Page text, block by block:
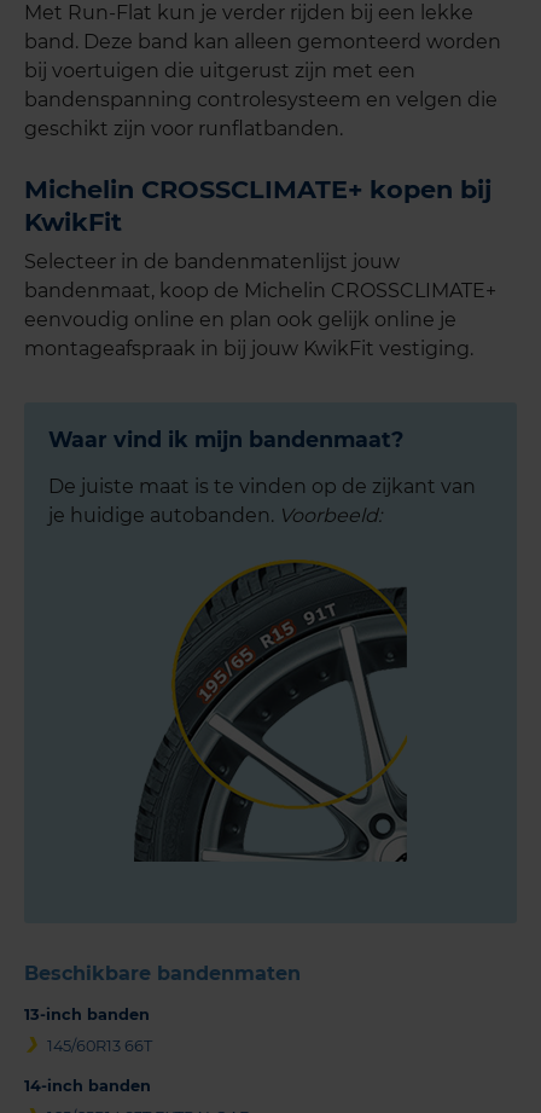
Met Run-Flat kun je verder rijden bij een lekke
band. Deze band kan alleen gemonteerd worden
bij voertuigen die uitgerust zijn met een
bandenspanning controlesysteem en velgen die
geschikt zijn voor runflatbanden.
Michelin CROSSCLIMATE+ kopen bij
KwikFit
Selecteer in de bandenmatenlijst jouw
bandenmaat, koop de Michelin CROSSCLIMATE+
eenvoudig online en plan ook gelijk online je
montageafspraak in bij jouw KwikFit vestiging.
Waar vind ik mijn bandenmaat?
De juiste maat is te vinden op de zijkant van
je huidige autobanden. Voorbeeld:
Beschikbare bandenmaten
13-inch banden
145/60R13 66T
14-inch banden